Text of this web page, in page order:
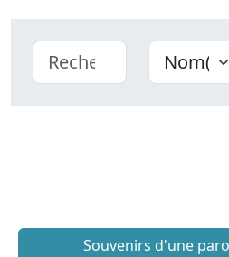
Souvenirs d'une